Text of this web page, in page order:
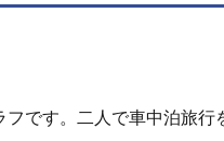
です。二人で車中泊旅行